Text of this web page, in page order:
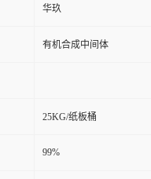
华玖
有机合成中间体
25KG/纸板桶
99%